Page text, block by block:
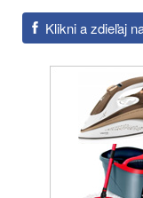
Klikni a zdieľaj